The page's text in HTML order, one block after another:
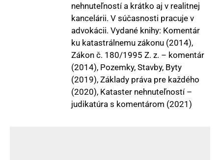
nehnuteľností a krátko aj v realitnej
kancelárii. V súčasnosti pracuje v
advokácii. Vydané knihy: Komentár
ku katastrálnemu zákonu (2014),
Zákon č. 180/1995 Z. z. – komentár
(2014), Pozemky, Stavby, Byty
(2019), Základy práva pre každého
(2020), Kataster nehnuteľností –
judikatúra s komentárom (2021)